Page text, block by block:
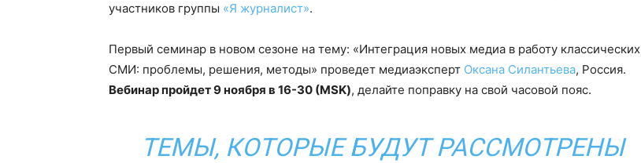
участников группы «Я журналист».
Первый семинар в новом сезоне на тему: «Интеграция новых медиа в работу классических
СМИ: проблемы, решения, методы» проведет медиаэксперт Оксана Силантьева, Россия.
Вебинар пройдет 9 ноября в 16-30 (MSK), делайте поправку на свой часовой пояс.
ТЕМЫ, КОТОРЫЕ БУДУТ РАССМОТРЕНЫ